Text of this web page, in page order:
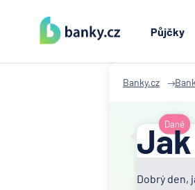
Půjčky
Banky.cz
Daně
Dobrý den,